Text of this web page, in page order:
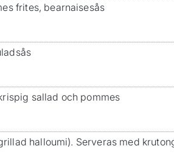
frites, bearnaisesås
sallad och pommes
halloumi). Serveras med